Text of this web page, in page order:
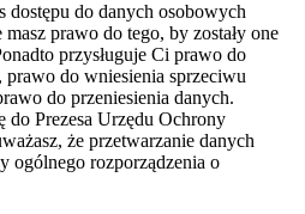
dostępu do danych osobowych
prawo do tego, by zostały one
przysługuje Ci prawo do
prawo do wniesienia sprzeciwu
do przeniesienia danych.
do Prezesa Urzędu Ochrony
że przetwarzanie danych
ogólnego rozporządzenia o